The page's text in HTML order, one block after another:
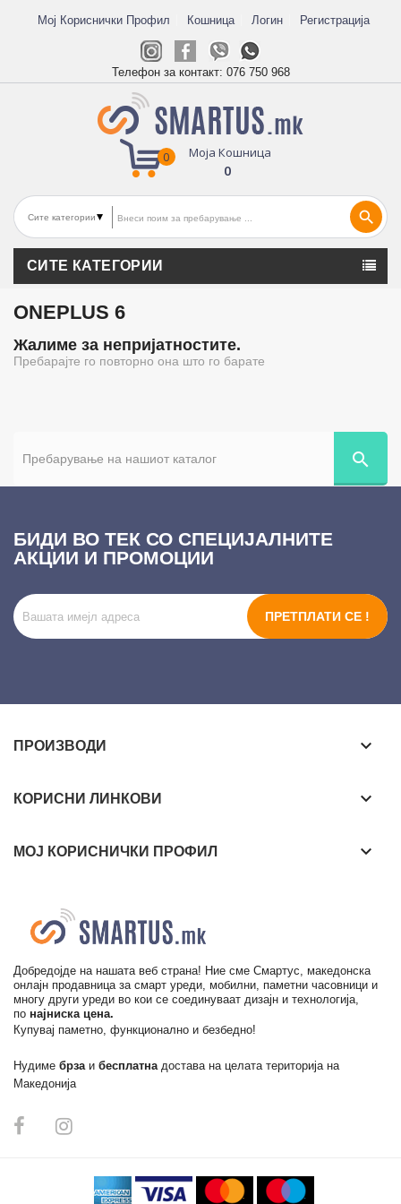
Мој Кориснички Профил Кошница Логин Регистрација
Телефон за контакт: 076 750 968
Моја Кошница
0
0
search
СИТЕ КАТЕГОРИИ
ONEPLUS 6
Жалиме за непријатностите.
Пребарајте го повторно она што го барате
search
БИДИ ВО ТЕК СО СПЕЦИЈАЛНИТЕ
АКЦИИ И ПРОМОЦИИ
ПРЕТПЛАТИ СЕ !
ПРОИЗВОДИ keyboard_arrow_down
КОРИСНИ ЛИНКОВИ keyboard_arrow_down
МОЈ КОРИСНИЧКИ ПРОФИЛ keyboard_arrow_down
Добредојде на нашата веб страна! Ние сме Смартус, македонска
онлајн продавница за смарт уреди, мобилни, паметни часовници и
многу други уреди во кои се соединуваат дизајн и технологија,
по најниска цена.
Купувај паметно, функционално и безбедно!
Нудиме брзаи бесплатна достава на целата територија на
Македонија